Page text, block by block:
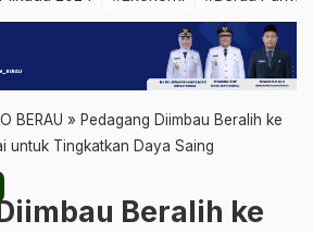
BERAU » Pedagang Diimbau Beralih ke
untuk Tingkatkan Daya Saing
Beralih ke